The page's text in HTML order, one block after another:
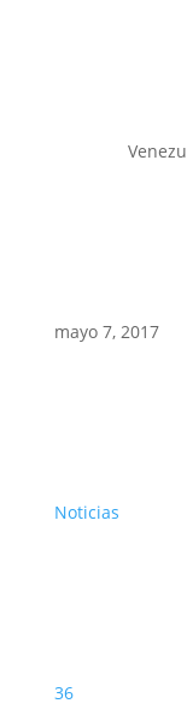
mayo 7, 2017
Noticias
36